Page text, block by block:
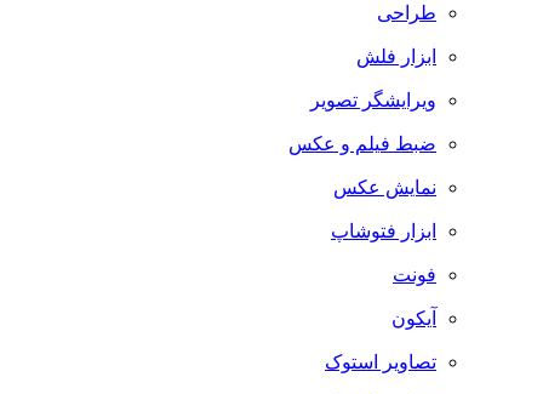
طراحی
ابزار فلش
ویرایشگر تصویر
ضبط فيلم و عكس
نمایش عکس
ابزار فتوشاپ
فونت
آیکون
تصاویر استوک